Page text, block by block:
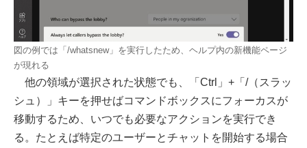
図の例では「/whatsnew」を実行したため、ヘルプ内の新機能ページ
が現れる
他の領域が選択された状態でも、「Ctrl」+「/（スラッ
シュ）」キーを押せばコマンドボックスにフォーカスが
移動するため、いつでも必要なアクションを実行でき
る。たとえば特定のユーザーとチャットを開始する場合